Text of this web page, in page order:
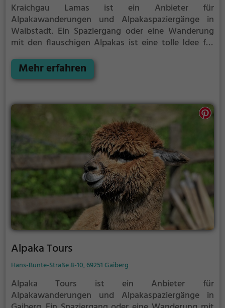
Kraichgau Lamas ist ein Anbieter für
Alpakawanderungen und Alpakaspaziergänge in
Waibstadt. Ein Spaziergang oder eine Wanderung
mit den flauschigen Alpakas ist eine tolle Idee für
Familie. Die kuscheligen Tiere strahlen eine
unheimliche Ruhe aus und werden daher auch
Mehr erfahren
Alpaka Tours
Hans-Bunte-Straße 8-10, 69251 Gaiberg
Alpaka Tours ist ein Anbieter für
Alpakawanderungen und Alpakaspaziergänge in